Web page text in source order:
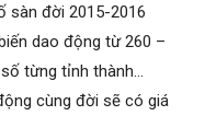
sàn đời 2015-2016
dao động từ 260 –
từng tỉnh thành…
cùng đời sẽ có giá